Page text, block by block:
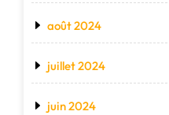
août 2024
juillet 2024
juin 2024